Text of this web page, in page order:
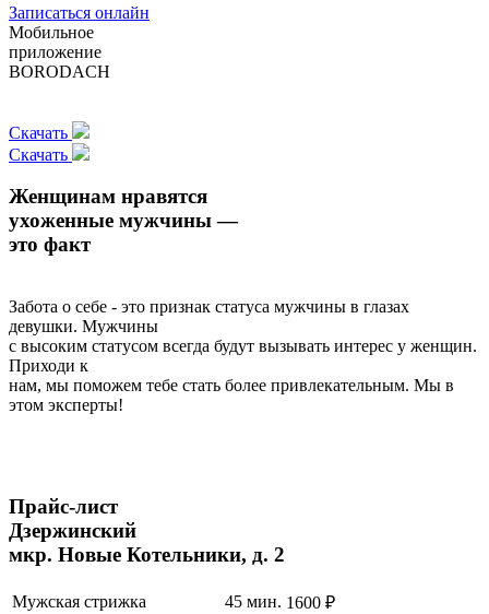
Записаться онлайн
Мобильное
приложение
BORODACH
Скачать
Скачать
Женщинам нравятся
ухоженные мужчины —
это факт
Забота о себе - это признак статуса мужчины в глазах
девушки. Мужчины
с высоким статусом всегда будут вызывать интерес у женщин.
Приходи к
нам, мы поможем тебе стать более привлекательным. Мы в
этом эксперты!
Прайс-лист
Дзержинский
мкр. Новые Котельники, д. 2
Мужская стрижка 45 мин. 1600 ₽